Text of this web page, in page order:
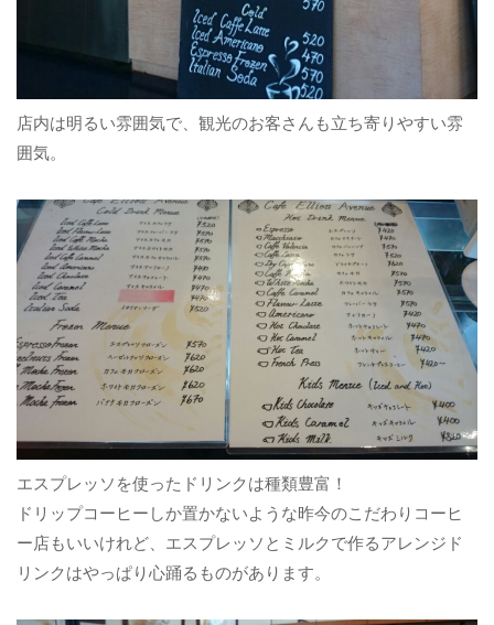
店内は明るい雰囲気で、観光のお客さんも立ち寄りやすい雰
囲気。
エスプレッソを使ったドリンクは種類豊富！
ドリップコーヒーしか置かないような昨今のこだわりコーヒ
ー店もいいけれど、エスプレッソとミルクで作るアレンジド
リンクはやっぱり心踊るものがあります。